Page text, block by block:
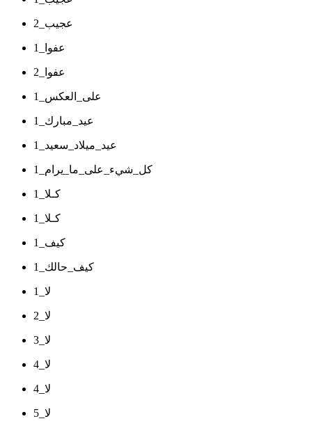
عجيب_2
عفوا_1
عفوا_2
على_العكس_1
عيد_مبارك_1
عيد_ميلاد_سعيد_1
كل_شيء_على_ما_يرام_1
كـلا_1
كـلا_1
كيف_1
كيف_حالك_1
لا_1
لا_2
لا_3
لا_4
لا_4
لا_5